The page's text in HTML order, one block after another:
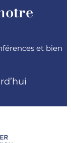
et bien